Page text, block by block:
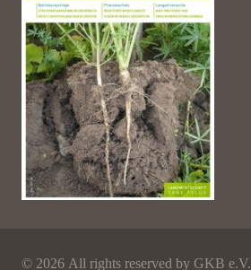
©2026 All rights reserved by GKB e.V.